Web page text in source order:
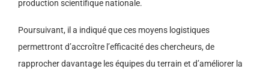
production scientifique nationale.
Poursuivant, il a indiqué que ces moyens logistiques
permettront d’accroître l’efficacité des chercheurs, de
rapprocher davantage les équipes du terrain et d’améliorer la